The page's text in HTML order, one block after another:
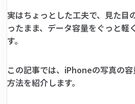
実はちょっとした工夫で、見た目
ったまま、データ容量をぐっと軽
す。
この記事では、 iPhoneの写真の
方法を紹介します。